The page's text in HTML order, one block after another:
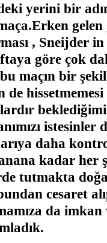
yerini bir
gelen
, Sneijder
göre çok
maçın bir
daha
kadar her
tutmakta
cesaret
da